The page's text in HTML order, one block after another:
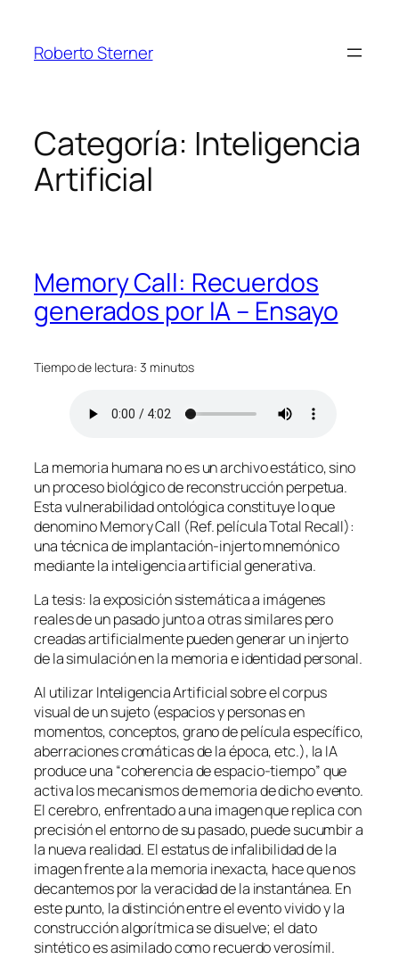
contenido
Roberto Sterner
Categoría: Inteligencia
Artificial
Memory Call: Recuerdos
generados por IA – Ensayo
Tiempo de lectura: 3 minutos
La memoria humana no es un archivo estático, sino
un proceso biológico de reconstrucción perpetua.
Esta vulnerabilidad ontológica constituye lo que
denominoMemory Call (Ref. película Total Recall):
una técnica de implantación-injerto mnemónico
mediante la inteligencia artificial generativa.
La tesis: la exposición sistemática a imágenes
reales de un pasado junto a otras similares pero
creadas artificialmente pueden generar un injerto
de la simulación en la memoria e identidad personal.
Al utilizar Inteligencia Artificial sobre el corpus
visual de un sujeto (espacios y personas en
momentos, conceptos, grano de película específico,
aberraciones cromáticas de la época, etc.), la IA
produce una “coherencia de espacio-tiempo” que
activa los mecanismos de memoria de dicho evento.
El cerebro, enfrentado a una imagen que replica con
precisión el entorno de su pasado, puede sucumbir a
la nueva realidad. El estatus de infalibilidad de la
imagen frente a la memoria inexacta, hace que nos
decantemos por la veracidad de la instantánea. En
este punto, la distinción entre el evento vivido y la
construcción algorítmica se disuelve; el dato
sintético es asimilado como recuerdo verosímil.